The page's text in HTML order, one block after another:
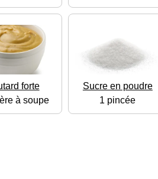
forte
à soupe
Sucre en poudre
1 pincée